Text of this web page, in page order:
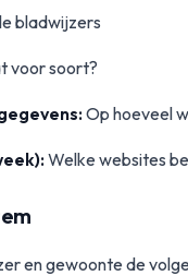
bladwijzers
voor soort?
Op hoeveel
Welke websites
en gewoonte de